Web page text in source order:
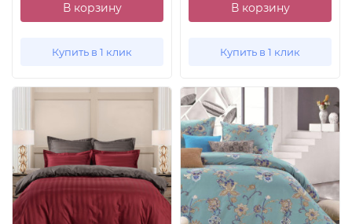
В корзину
Купить в 1 клик
В корзину
Купить в 1 клик